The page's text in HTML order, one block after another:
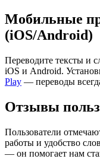
Мобильные
(iOS/Android)
Переводите тексты и
iOS и Android.
Play — переводы
Отзывы
Пользователи
работы и удобство
— он помогает нам